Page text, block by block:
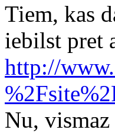
Tiem, kas
iebilst pret
http://
Nu,